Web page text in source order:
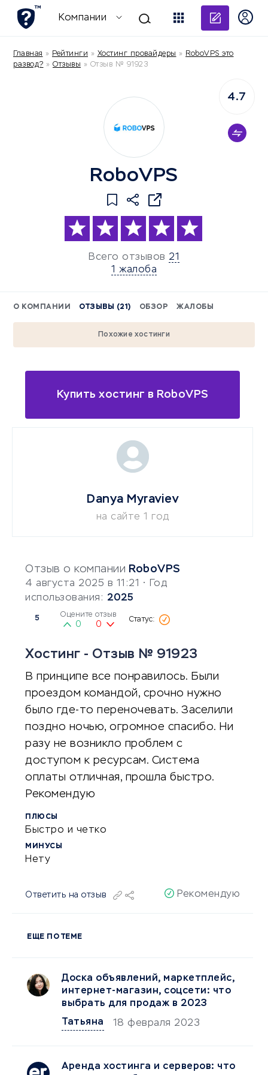
Компании
Главная » Рейтинги » Хостинг провайдеры » RoboVPS это
развод? » Отзывы » Отзыв № 91923
RoboVPS
Всего отзывов 21
1 жалоба
4.7
О КОМПАНИИ ОТЗЫВЫ (21) ОБЗОР ЖАЛОБЫ
Похожие хостинги
Купить хостинг в RoboVPS
Отзыв о компании RoboVPS
4 августа 2025 в 11:21 • Год
использования: 2025
5 Оцените отзыв
0 0
Хостинг - Отзыв № 91923
В принципе все понравилось. Были
проездом командой, срочно нужно
было где-то переночевать. Заселили
поздно ночью, огромное спасибо. Ни
разу не возникло проблем с
доступом к ресурсам. Система
оплаты отличная, прошла быстро.
Рекомендую
ПЛЮСЫ
Быстро и четко
МИНУСЫ
Нету
Ответить на отзыв Рекомендую
ЕЩЕ ПО ТЕМЕ
Доска объявлений, маркетплейс,
интернет-магазин, соцсети: что
выбрать для продаж в 2023
Татьяна
18 февраля 2023
Аренда хостинга и серверов: что
Danya Myraviev
на сайте 1 год